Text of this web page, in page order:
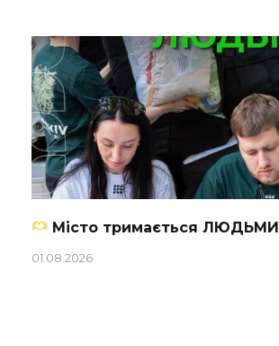
Місто тримається ЛЮДЬМИ
01.08.2026